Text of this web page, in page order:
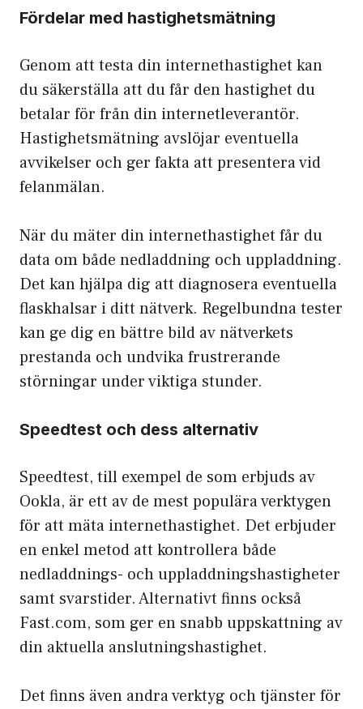
Fördelar med hastighetsmätning
Genom att testa din internethastighet kan
du säkerställa att du får den hastighet du
betalar för från din internetleverantör.
Hastighetsmätning avslöjar eventuella
avvikelser och ger fakta att presentera vid
felanmälan.
När du mäter din internethastighet får du
data om både nedladdning och uppladdning.
Det kan hjälpa dig att diagnosera eventuella
flaskhalsar i ditt nätverk. Regelbundna tester
kan ge dig en bättre bild av nätverkets
prestanda och undvika frustrerande
störningar under viktiga stunder.
Speedtest och dess alternativ
Speedtest, till exempel de som erbjuds av
Ookla, är ett av de mest populära verktygen
för att mäta internethastighet. Det erbjuder
en enkel metod att kontrollera både
nedladdnings- och uppladdningshastigheter
samt svarstider. Alternativt finns också
Fast.com, som ger en snabb uppskattning av
din aktuella anslutningshastighet.
Det finns även andra verktyg och tjänster för